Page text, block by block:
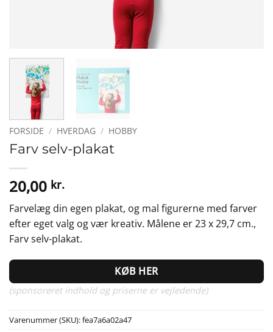
FORSIDE / HVERDAG / HOBBY
Farv selv-plakat
20,00 kr.
Farvelæg din egen plakat, og mal figurerne med farver
efter eget valg og vær kreativ. Målene er 23 x 29,7 cm.,
Farv selv-plakat.
KØB HER
(sponsoreret indhold og priserne er vejledende)
Varenummer (SKU):fea7a6a02a47